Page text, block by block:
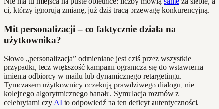
ci, którzy ignorują zmianę, już dziś tracą przewagę konkurencyjną.
Mit personalizacji – co faktycznie działa na
użytkownika?
Słowo „personalizacja” odmieniane jest dziś przez wszystkie
przypadki, lecz większość kampanii ogranicza się do wstawienia
imienia odbiorcy w mailu lub dynamicznego retargetingu.
Tymczasem użytkownicy oczekują prawdziwego dialogu, nie
kolejnego algorytmicznego banału. Symulacja rozmów z
celebrytami czy AI to odpowiedź na ten deficyt autentyczności.